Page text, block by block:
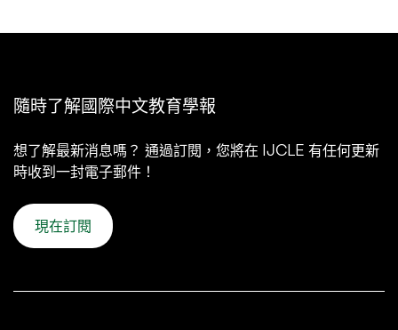
隨時了解國際中文教育學報
想了解最新消息嗎？ 通過訂閱，您將在 IJCLE 有任何更新
時收到一封電子郵件！
現在訂閱